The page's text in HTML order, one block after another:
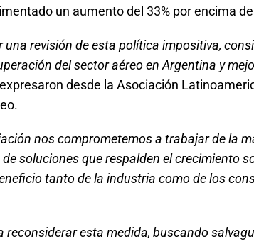
un aumento del 33% por encima
una revisión de esta política impositiva,
del sector aéreo en Argentina y
desde la Asociación
nos comprometemos a trabajar de la
soluciones que respalden el crecimiento
tanto de la industria como de los
reconsiderar esta medida, buscando